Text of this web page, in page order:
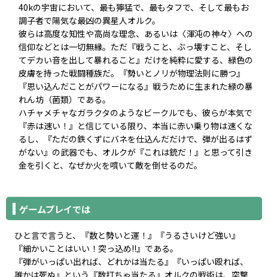
40kの宇宙において、最も獰猛で、最もタフで、そして最もお
調子者で陽気な最凶の異星人オルク。
彼らは高度な知性や高尚な理念、あるいは〈渾沌の神々〉への
信仰などとは一切無縁。ただ『戦うこと、ぶっ壊すこと、そし
てデカい音を出して暴れること』だけを純粋に愛する、緑色の
皮膚を持った戦闘種族だ。『勢いとノリが物理法則に勝つ』
『思い込んだことがパワーになる』戦うために生まれた緑の暴
れん坊（菌類）である。
ハチャメチャなガラクタのようなビークルでも、彼らが本気で
『赤は速い！』と信じている限り、本当に赤い乗り物は速くな
るし、『ただの鉄くずにバネを仕込んだだけで、弾が出るはず
がない』の武器でも、オルクが『これは銃だ！』と思って引き
金を引くと、なぜか火を噴いて敵を倒せるのだ。
ゲームプレイでは
ひと言で言うと、『数と勢いと運！』『うるさいけど強い』
『細かいことはいい！突っ込め!!』である。
『弾がいっぱい出れば、どれかは当たる』『いっぱい殴れば、